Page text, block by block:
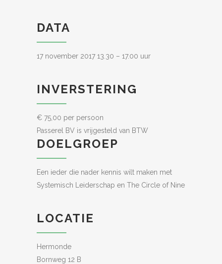
DATA
17 november 2017 13.30 – 17.00 uur
INVERSTERING
€ 75,00 per persoon
Passerel BV is vrijgesteld van BTW
DOELGROEP
Een ieder die nader kennis wilt maken met
Systemisch Leiderschap en The Circle of Nine
LOCATIE
Hermonde
Bornweg 12 B